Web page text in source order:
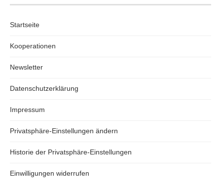
Startseite
Kooperationen
Newsletter
Datenschutzerklärung
Impressum
Privatsphäre-Einstellungen ändern
Historie der Privatsphäre-Einstellungen
Einwilligungen widerrufen